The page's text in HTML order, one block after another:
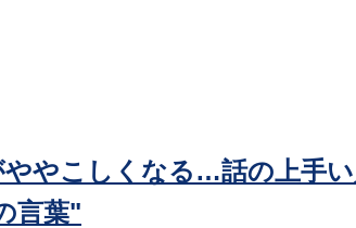
ややこしくなる…話の上手い
言葉"